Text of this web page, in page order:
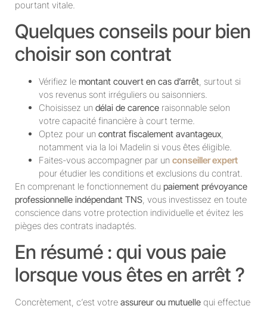
pourtant vitale.
Quelques conseils pour bien
choisir son contrat
Vérifiez le montant couvert en cas d’arrêt, surtout si
vos revenus sont irréguliers ou saisonniers.
Choisissez un délai de carence raisonnable selon
votre capacité financière à court terme.
Optez pour un contrat fiscalement avantageux,
notamment via la loi Madelin si vous êtes éligible.
Faites-vous accompagner par un conseiller expert
pour étudier les conditions et exclusions du contrat.
En comprenant le fonctionnement du paiement prévoyance
professionnelle indépendant TNS, vous investissez en toute
conscience dans votre protection individuelle et évitez les
pièges des contrats inadaptés.
En résumé : qui vous paie
lorsque vous êtes en arrêt ?
Concrètement, c’est votre assureur ou mutuelle qui effectue